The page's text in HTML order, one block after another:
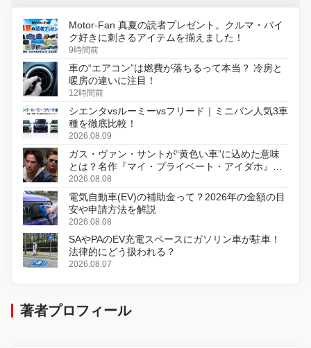
Motor-Fan 真夏の読者プレゼント。クルマ・バイ
ク好きに刺さるアイテムを揃えました！
9時間前
車の“エアコン”は燃費が落ちるって本当？ 冷房と
暖房の違いに注目！
12時間前
シエンタvsルーミーvsフリード｜ミニバン人気3車
種を徹底比較！
2026.08.09
ガス・ヴァン・サントが“黄色い車”に込めた意味
とは？名作『マイ・プライベート・アイダホ』が
初のデジタルリマスター版で復活
2026.08.08
電気自動車(EV)の補助金って？2026年の金額の目
安や申請方法を解説
2026.08.08
SAやPAのEV充電スペースにガソリン車が駐車！
法律的にどう扱われる？
2026.08.07
著者プロフィール